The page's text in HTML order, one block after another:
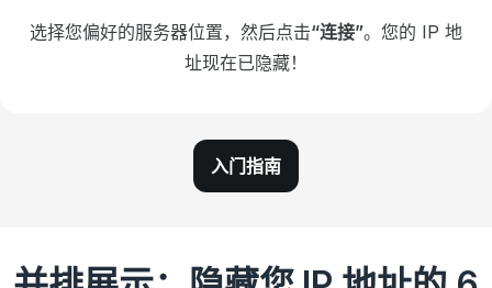
选择您偏好的服务器位置，然后点击“连接”。 您的 IP 地
址现在已隐藏！
入门指南